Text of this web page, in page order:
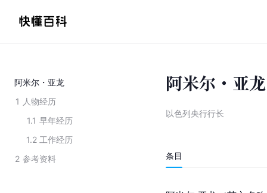
阿米尔・亚龙
1 人物经历
1.1 早年经历
1.2 工作经历
2 参考资料
阿米尔・亚龙
以色列央行行长
条目